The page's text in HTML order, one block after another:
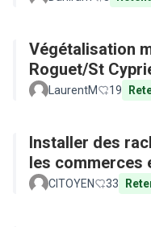
Végétalisation
Roguet/St
LaurentM 19
Installer des
les commerces
CITOYEN 33